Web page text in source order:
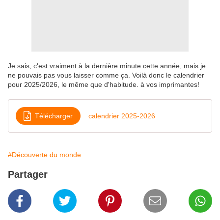
Je sais, c'est vraiment à la dernière minute cette année, mais je
ne pouvais pas vous laisser comme ça. Voilà donc le calendrier
pour 2025/2026, le même que d'habitude. à vos imprimantes!
Télécharger calendrier 2025-2026
#Découverte du monde
Partager